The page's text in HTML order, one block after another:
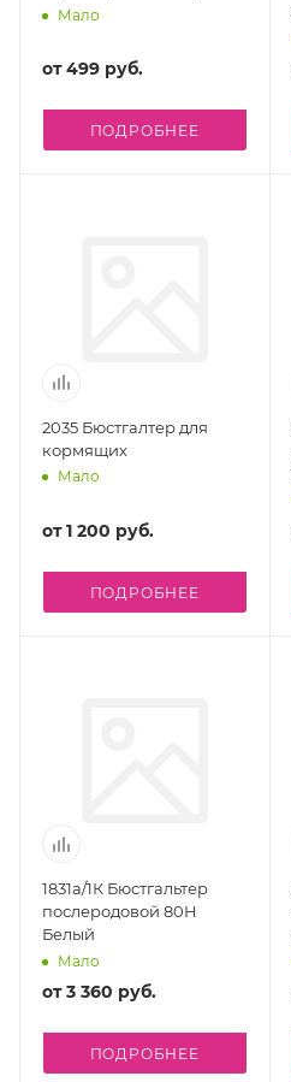
Мало
от499 руб.
ПОДРОБНЕЕ
2035 Бюстгалтер для
кормящих
Мало
от1 200 руб.
ПОДРОБНЕЕ
1831а/1К Бюстгальтер
послеродовой 80H
Белый
Мало
от3 360 руб.
ПОДРОБНЕЕ